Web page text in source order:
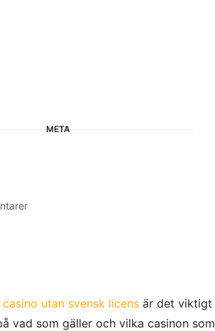
META
casino utan svensk licensär det viktigt
vad som gäller och vilka casinon som